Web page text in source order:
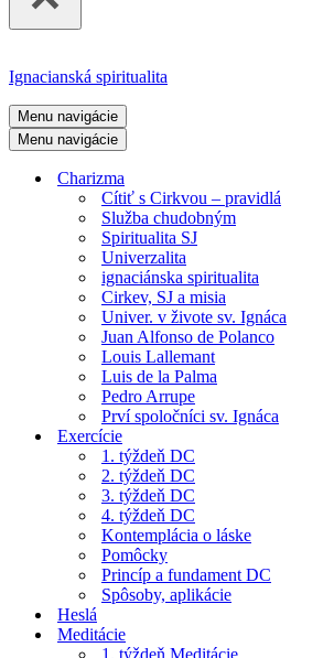
Ignacianská spiritualita
Menu navigácie
Menu navigácie
Charizma
Cítiť s Cirkvou – pravidlá
Služba chudobným
Spiritualita SJ
Univerzalita
ignaciánska spiritualita
Cirkev, SJ a misia
Univer. v živote sv. Ignáca
Juan Alfonso de Polanco
Louis Lallemant
Luis de la Palma
Pedro Arrupe
Prví spoločníci sv. Ignáca
Exercície
1. týždeň DC
2. týždeň DC
3. týždeň DC
4. týždeň DC
Kontemplácia o láske
Pomôcky
Princíp a fundament DC
Spôsoby, aplikácie
Heslá
Meditácie
1. týždeň Meditácie